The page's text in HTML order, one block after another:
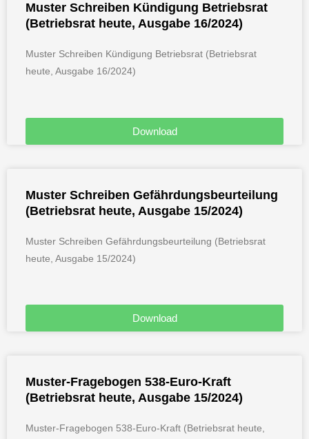
Muster Schreiben Kündigung Betriebsrat
(Betriebsrat heute, Ausgabe 16/2024)
Muster Schreiben Kündigung Betriebsrat (Betriebsrat
heute, Ausgabe 16/2024)
Download
Muster Schreiben Gefährdungsbeurteilung
(Betriebsrat heute, Ausgabe 15/2024)
Muster Schreiben Gefährdungsbeurteilung (Betriebsrat
heute, Ausgabe 15/2024)
Download
Muster-Fragebogen 538-Euro-Kraft
(Betriebsrat heute, Ausgabe 15/2024)
Muster-Fragebogen 538-Euro-Kraft (Betriebsrat heute,